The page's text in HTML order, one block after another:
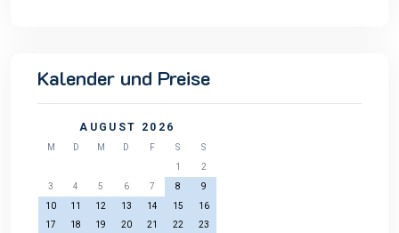
Kalender und Preise
AUGUST 2026
M D M D F S
S
1
2
3
4 5 6 7 8
9
10
11 12 13 14 15
16
17
18 19 20 21 22 23